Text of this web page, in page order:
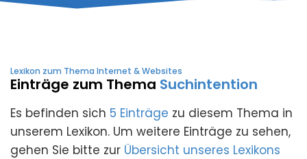
Lexikon zum Thema Internet & Websites
Einträge zum Thema Suchintention
Es befinden sich 5 Einträge zu diesem Thema in
unserem Lexikon. Um weitere Einträge zu sehen,
gehen Sie bitte zur Übersicht unseres Lexikons